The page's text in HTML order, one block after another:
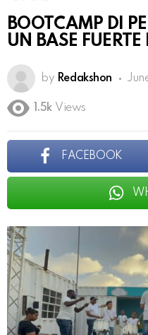
BOOTCAMP DI
UN BASE
by Redakshon
1.5k Views
FACEBOOK